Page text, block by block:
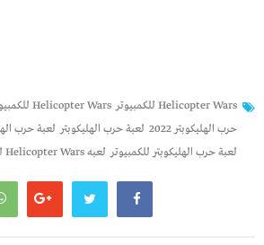
Helicopter Wars للكمبيوتر
Helicopter Wars للكمبيوتر 2022
حرب الهليكوبتر 2022
لعبة حرب الهليكوبتر لعبة حرب
لعبة حرب الهليكوبتر للكمبيوتر لعبه Helicopter Wars للكمبيوتر